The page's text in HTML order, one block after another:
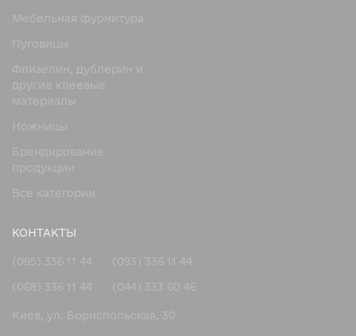
Мебельная фурнитура
Пуговицы
Флизелин, дублерин и
другие клеевые
материалы
Ножницы
Брендирование
продукции
Все категории
КОНТАКТЫ
(095) 336 11 44
(093) 336 11 44
(068) 336 11 44
(044) 333 60 46
Киев, ул. Бориспольская, 30